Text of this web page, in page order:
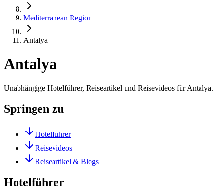
Mediterranean Region
Antalya
Antalya
Unabhängige Hotelführer, Reiseartikel und Reisevideos für Antalya.
Springen zu
Hotelführer
Reisevideos
Reiseartikel & Blogs
Hotelführer